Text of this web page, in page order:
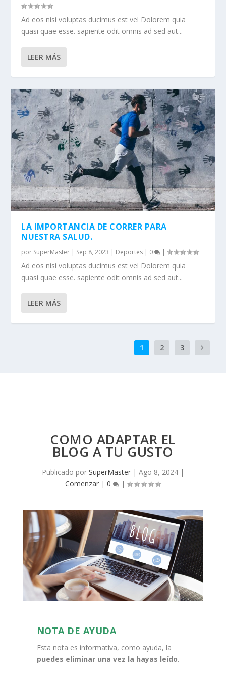
Ad eos nisi voluptas ducimus est vel Dolorem quia
quasi quae esse. sapiente odit omnis ad sed aut...
LEER MÁS
LA IMPORTANCIA DE CORRER PARA
NUESTRA SALUD.
por SuperMaster | Sep 8, 2023 | Deportes | 0 |
Ad eos nisi voluptas ducimus est vel Dolorem quia
quasi quae esse. sapiente odit omnis ad sed aut...
LEER MÁS
1 2 3
COMO ADAPTAR EL
BLOG A TU GUSTO
Publicado por SuperMaster| Ago 8, 2024|
Comenzar |0 |
NOTA DE AYUDA
Esta nota es informativa, como ayuda, la
puedes eliminar una vez la hayas leído.